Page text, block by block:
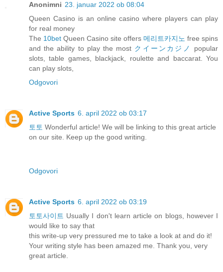
Anonimni 23. januar 2022 ob 08:04
Queen Casino is an online casino where players can play
for real money
The 10bet Queen Casino site offers 메리트카지노 free spins
and the ability to play the most クイーンカジノ
popular
slots, table games, blackjack, roulette and baccarat. You
can play slots,
Odgovori
Active Sports 6. april 2022 ob 03:17
토토 Wonderful article! We will be linking to this great article
on our site. Keep up the good writing.
Odgovori
Active Sports 6. april 2022 ob 03:19
토토사이트 Usually I don't learn article on blogs, however I
would like to say that
this write-up very pressured me to take a look at and do it!
Your writing style has been amazed me. Thank you, very
great article.